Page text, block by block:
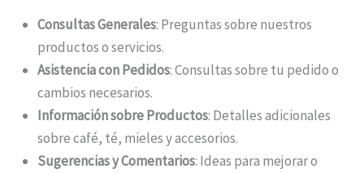
Consultas Generales: Preguntas sobre nuestros
productos o servicios.
Asistencia con Pedidos: Consultas sobre tu pedido o
cambios necesarios.
Información sobre Productos: Detalles adicionales
sobre café, té, mieles y accesorios.
Sugerencias y Comentarios: Ideas para mejorar o